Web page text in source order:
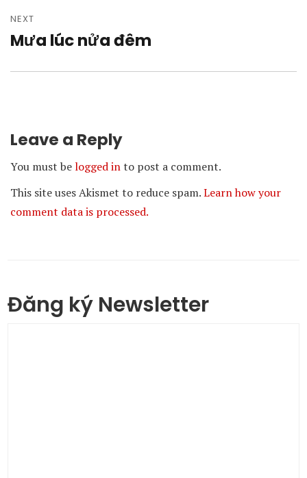
NEXT
Next
Mưa lúc nửa đêm
Leave a Reply
You must belogged into post a comment.
This site uses Akismet to reduce spam.Learn how your
comment data is processed.
Đăng ký Newsletter